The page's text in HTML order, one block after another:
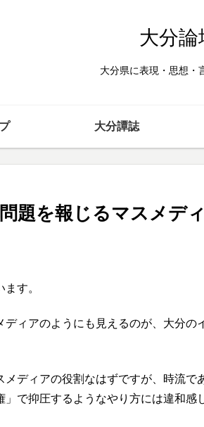
大分論
大分県に表現・思想・
大分譚誌
題を報じるマスメデ
す。
ィアのようにも見えるのが、大分の
ディアの役割なはずですが、時流で
で抑圧するようなやり方には違和感